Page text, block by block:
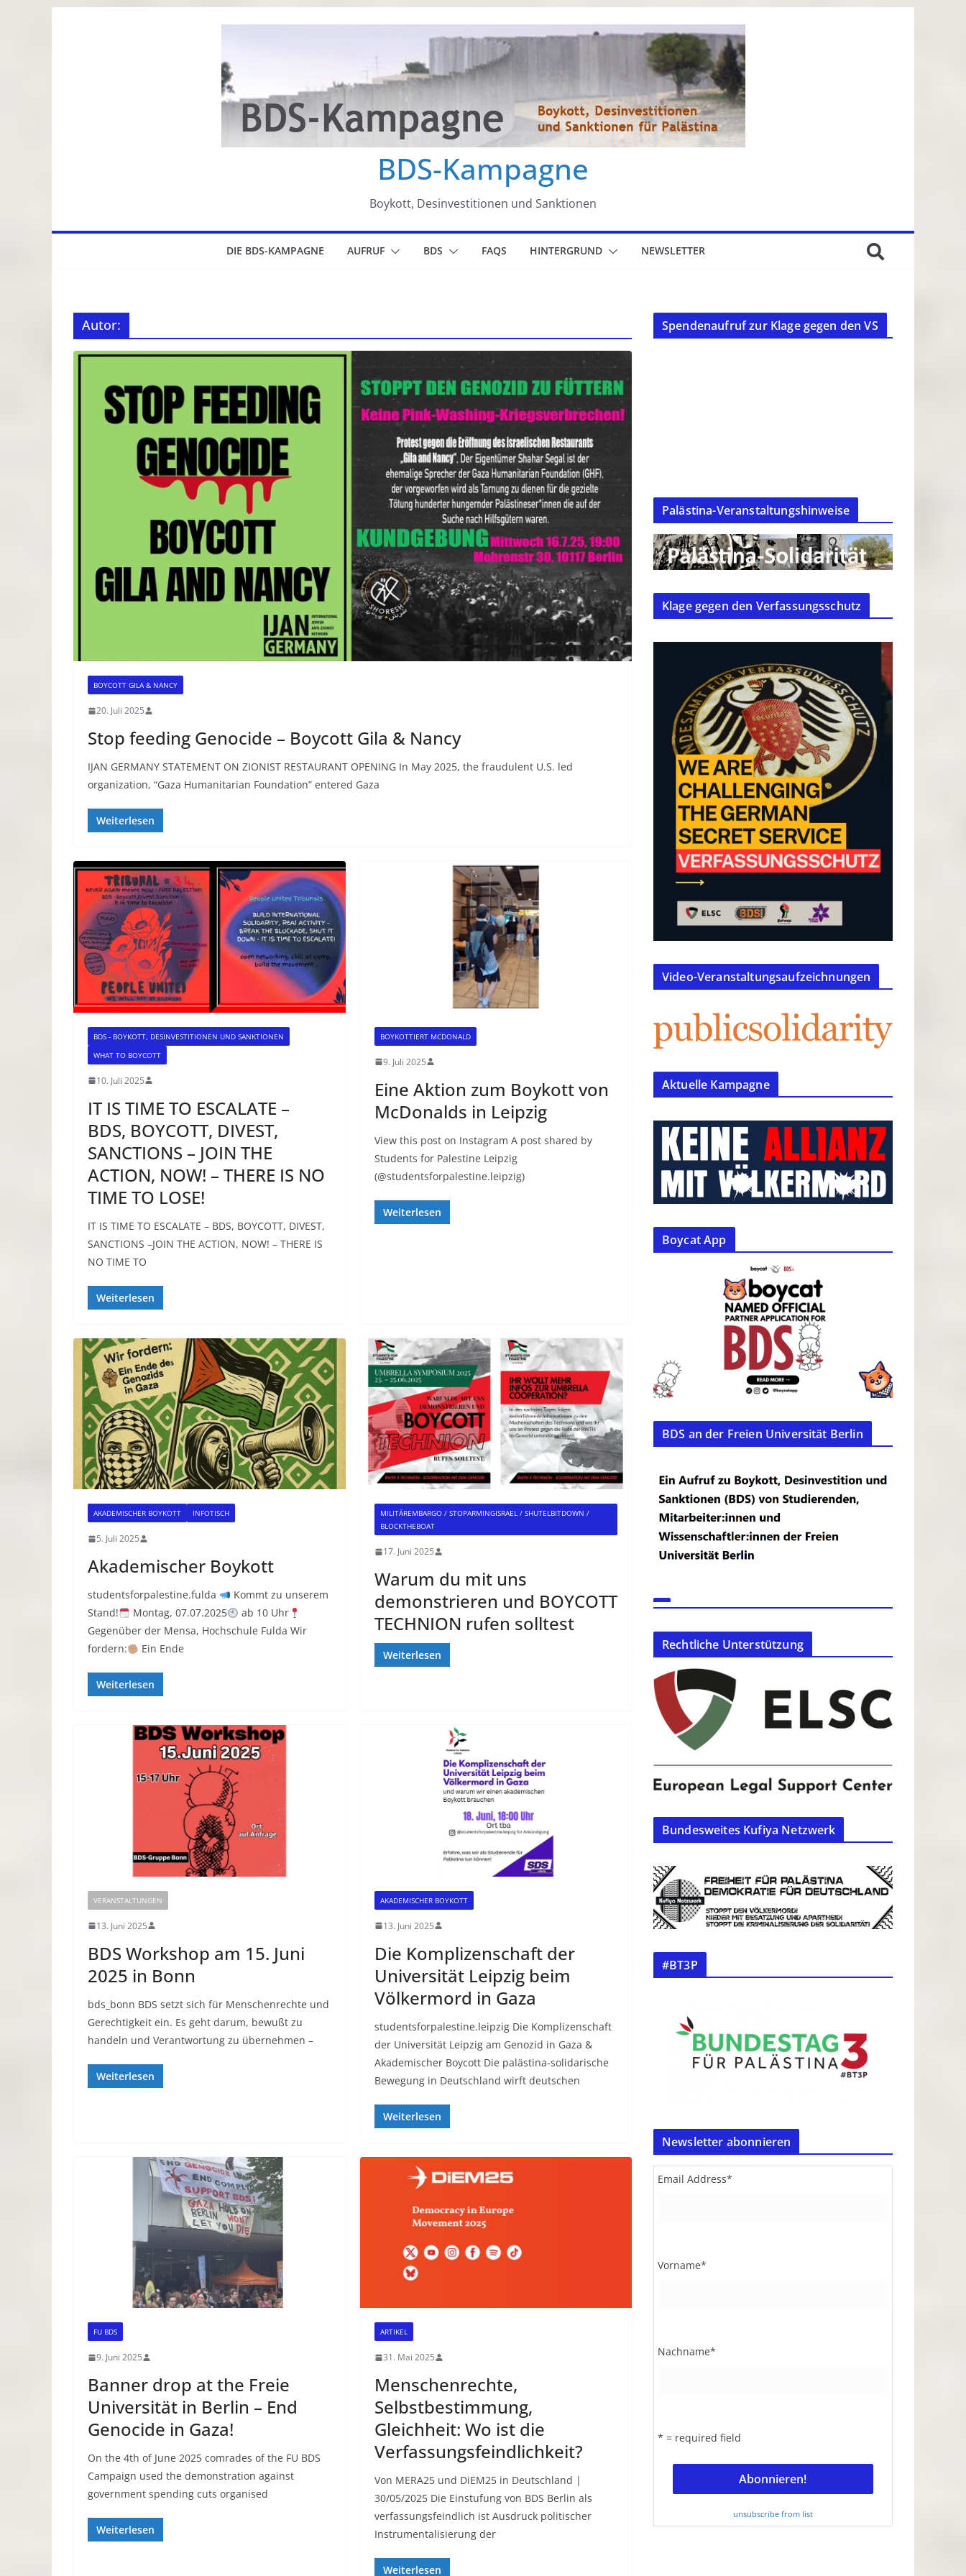
BDS-Kampagne
Boykott, Desinvestitionen und Sanktionen
DIE BDS-KAMPAGNE AUFRUF BDS FAQS HINTERGRUND NEWSLETTER
Autor:
BOYCOTT GILA & NANCY
20. Juli 2025
Stop feeding Genocide – Boycott Gila & Nancy
IJAN GERMANY STATEMENT ON ZIONIST RESTAURANT OPENING In May 2025, the fraudulent U.S. led
organization, “Gaza Humanitarian Foundation” entered Gaza
Weiterlesen
BDS - BOYKOTT, DESINVESTITIONEN UND SANKTIONEN
WHAT TO BOYCOTT
10. Juli 2025
IT IS TIME TO ESCALATE –
BDS, BOYCOTT, DIVEST,
SANCTIONS – JOIN THE
ACTION, NOW! – THERE IS NO
TIME TO LOSE!
IT IS TIME TO ESCALATE – BDS, BOYCOTT, DIVEST,
SANCTIONS –JOIN THE ACTION, NOW! – THERE IS
NO TIME TO
Weiterlesen
BOYKOTTIERT MCDONALD
9. Juli 2025
Eine Aktion zum Boykott von
McDonalds in Leipzig
View this post on Instagram A post shared by
Students for Palestine Leipzig
(@studentsforpalestine.leipzig)
Weiterlesen
AKADEMISCHER BOYKOTT INFOTISCH
5. Juli 2025
Akademischer Boykott
studentsforpalestine.fulda
Kommt zu unserem
Stand!
Montag, 07.07.2025
ab 10 Uhr
Gegenüber der Mensa, Hochschule Fulda Wir
fordern:
Ein Ende
Weiterlesen
MILITÄREMBARGO / STOPARMINGISRAEL / SHUTELBITDOWN /
BLOCKTHEBOAT
17. Juni 2025
Warum du mit uns
demonstrieren und BOYCOTT
TECHNION rufen solltest
Weiterlesen
VERANSTALTUNGEN
13. Juni 2025
BDS Workshop am 15. Juni
2025 in Bonn
bds_bonn BDS setzt sich für Menschenrechte und
Gerechtigkeit ein. Es geht darum, bewußt zu
handeln und Verantwortung zu übernehmen –
Weiterlesen
AKADEMISCHER BOYKOTT
13. Juni 2025
Die Komplizenschaft der
Universität Leipzig beim
Völkermord in Gaza
studentsforpalestine.leipzig Die Komplizenschaft
der Universität Leipzig am Genozid in Gaza &
Akademischer Boycott Die palästina-solidarische
Bewegung in Deutschland wirft deutschen
Weiterlesen
FU BDS
9. Juni 2025
Banner drop at the Freie
Universität in Berlin – End
Genocide in Gaza!
On the 4th of June 2025 comrades of the FU BDS
Campaign used the demonstration against
government spending cuts organised
Weiterlesen
ARTIKEL
31. Mai 2025
Menschenrechte,
Selbstbestimmung,
Gleichheit: Wo ist die
Verfassungsfeindlichkeit?
Von MERA25 und DiEM25 in Deutschland |
30/05/2025 Die Einstufung von BDS Berlin als
verfassungsfeindlich ist Ausdruck politischer
Instrumentalisierung der
Weiterlesen
Spendenaufruf zur Klage gegen den VS
Palästina-Veranstaltungshinweise
Klage gegen den Verfassungsschutz
Video-Veranstaltungsaufzeichnungen
Aktuelle Kampagne
Boycat App
BDS an der Freien Universität Berlin
Rechtliche Unterstützung
Bundesweites Kufiya Netzwerk
#BT3P
Newsletter abonnieren
Email Address*
Vorname*
Nachname*
* = required field
unsubscribe from list